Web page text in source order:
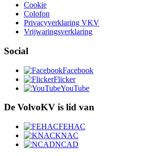
Cookie
Colofon
Privacyverklaring VKV
Vrijwaringsverklaring
Social
Facebook
Flicker
YouTube
De VolvoKV is lid van
FEHAC
KNAC
NCAD